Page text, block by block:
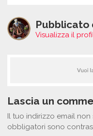
Pubblicato
Visualizza il
Lascia un
Il tuo indirizzo email
obbligatori sono